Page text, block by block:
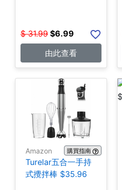
$ 31.99 $6.99
由此查看
Amazon 購買指南
Turelar五合一手持
式攪拌棒 $35.96